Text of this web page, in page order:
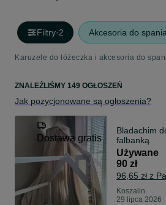
Filtry·2 Akcesoria do spania
Karuzele do łóżeczka i akcesoria do
ZNALEŹLIŚMY 149 OGŁOSZEŃ
Jak pozycjonowane są ogłoszenia?
Dostawa gratis
Bladachim
falbanką
Używane
90 zł
96,65 zł z
Koszalin
29 lipca 2026